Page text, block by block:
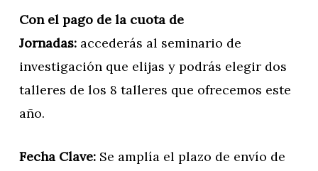
Con el pago de la cuota de
Jornadas: accederás al seminario de
investigación que elijas y podrás elegir dos
talleres de los 8 talleres que ofrecemos este
año.
Fecha Clave:Se amplía el plazo de envío de